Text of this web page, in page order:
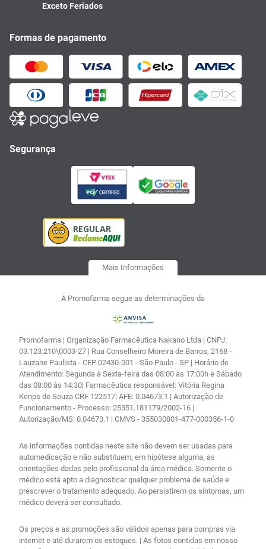
Exceto Feriados
Formas de pagamento
Segurança
Mais Informações
A Promofarma segue as determinações da
Promofarma | Organização Farmacêutica Nakano Ltda | CNPJ:
03.123.210\0003-27 | Rua Conselheiro Moreira de Barros, 2168 -
Lauzane Paulista - CEP 02430-001 - São Paulo - SP | Horário de
Atendimento: Segunda à Sexta-feira das 08:00 às 17:00h e Sábado
das 08:00 às 14:30| Farmacêutica responsável: Vitória Regina
Kenps de Souza CRF 122517| AFE: 0.04673.1 | Autorização de
Funcionamento - Processo: 25351.181179/2002-16 |
Autorização/MS: 0.04673.1 | CMVS - 355030801-477-000356-1-0
As informações contidas neste site não devem ser usadas para
automedicação e não substituem, em hipótese alguma, as
orientações dadas pelo profissional da área médica. Somente o
médico está apto a diagnosticar qualquer problema de saúde e
prescrever o tratamento adequado. Ao persistirem os sintomas, um
médico deverá ser consultado.
Os preços e as promoções são válidos apenas para compras via
internet e até durarem os estoques. | As fotos contidas em nosso